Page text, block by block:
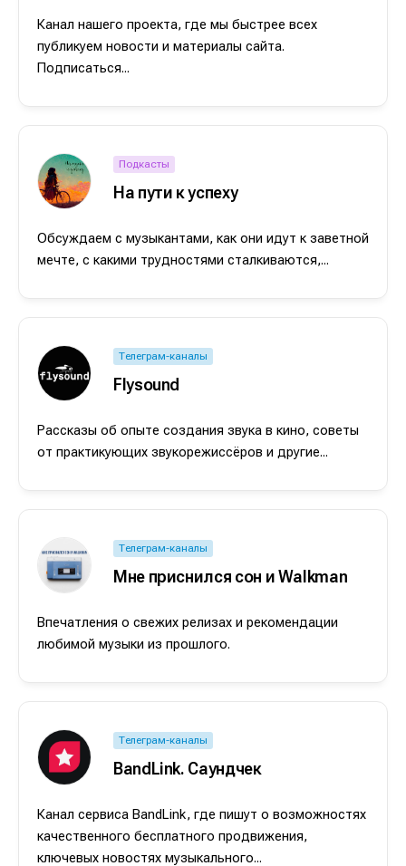
Канал нашего проекта, где мы быстрее всех
публикуем новости и материалы сайта.
Подписаться...
Подкасты
На пути к успеху
Обсуждаем с музыкантами, как они идут к заветной
мечте, с какими трудностями сталкиваются,...
Телеграм-каналы
Flysound
Рассказы об опыте создания звука в кино, советы
от практикующих звукорежиссёров и другие...
Телеграм-каналы
Мне приснился сон и Walkman
Впечатления о свежих релизах и рекомендации
любимой музыки из прошлого.
Телеграм-каналы
BandLink. Саундчек
Канал сервиса BandLink, где пишут о возможностях
качественного бесплатного продвижения,
ключевых новостях музыкального...